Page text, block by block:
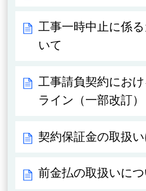
工事一時中止に係
いて
工事請負契約にお
ライン（一部改訂）
契約保証金の取扱
前金払の取扱いにつ